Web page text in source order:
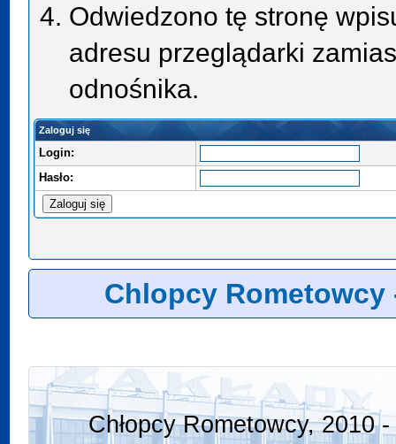
Odwiedzono tę stronę
adresu przeglądarki
odnośnika.
Zaloguj się
Login:
Hasło:
Chlopcy Rometowcy
Chłopcy Rometowcy, 2010